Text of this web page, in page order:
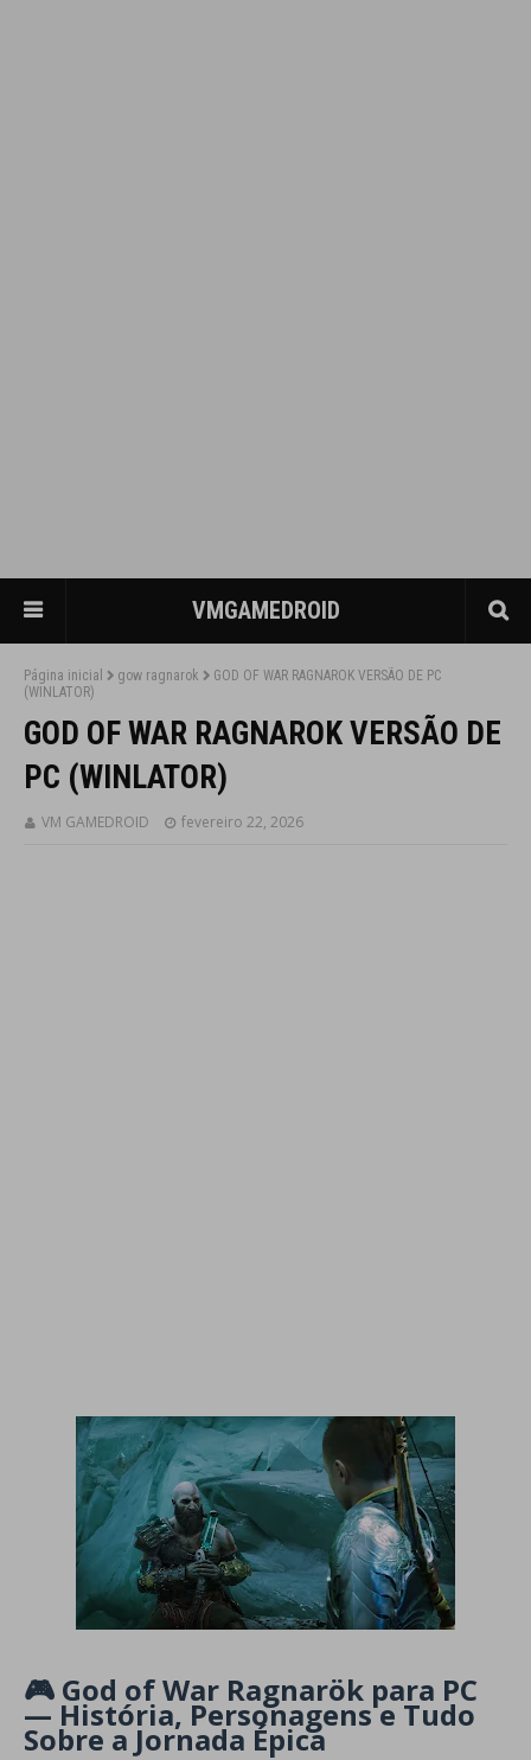
VMGAMEDROID
Página inicial gow ragnarok
GOD OF WAR RAGNAROK VERSÃO DE PC
(WINLATOR)
GOD OF WAR RAGNAROK VERSÃO DE
PC (WINLATOR)
VM GAMEDROID fevereiro 22, 2026
🎮 God of War Ragnarök para PC
— História, Personagens e Tudo
Sobre a Jornada Épica